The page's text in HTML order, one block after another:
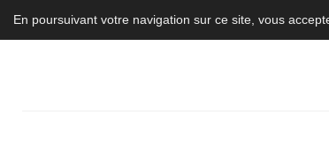
En poursuivant votre navigation sur ce site, vous